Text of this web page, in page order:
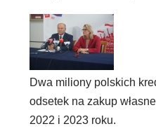
Dwa miliony polskich
odsetek na zakup
2022 i 2023 roku.